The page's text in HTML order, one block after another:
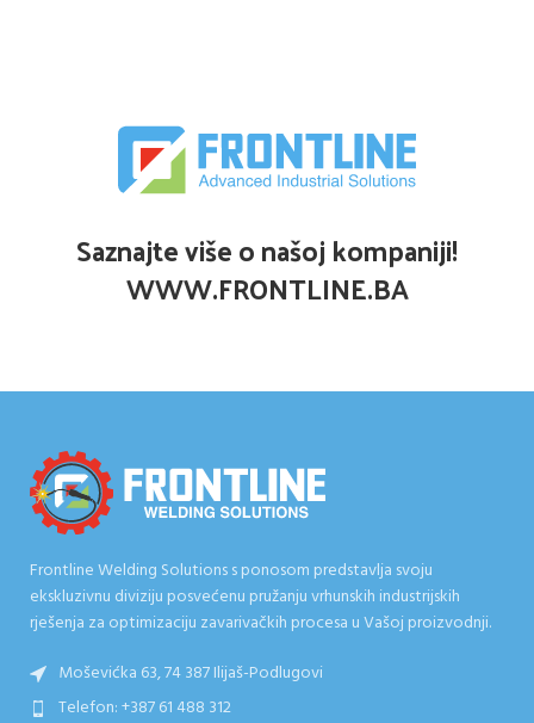
Saznajte više o našoj kompaniji!
WWW.FRONTLINE.BA
Frontline Welding Solutions s ponosom predstavlja svoju
ekskluzivnu diviziju posvećenu pružanju vrhunskih industrijskih
rješenja za optimizaciju zavarivačkih procesa u Vašoj proizvodnji.
Moševićka 63, 74 387 Ilijaš-Podlugovi
Telefon: +387 61 488 312